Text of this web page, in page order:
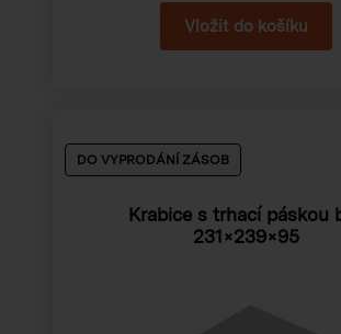
DO VYPRODÁNÍ ZÁSOB
Krabice s trhací páskou
231×239×95